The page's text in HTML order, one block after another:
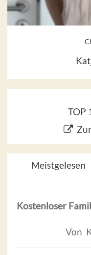
TOP
Meistgelesen
Kostenloser
Von